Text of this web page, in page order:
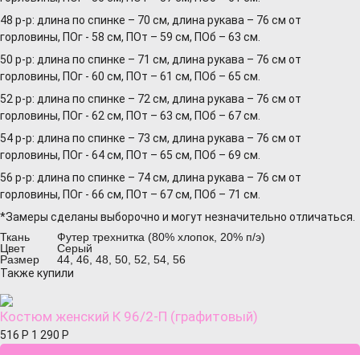
48 р-р: длина по спинке – 70 см, длина рукава – 76 см от
горловины, ПОг - 58 см, ПОт – 59 см, ПОб – 63 см.
50 р-р: длина по спинке – 71 см, длина рукава – 76 см от
горловины, ПОг - 60 см, ПОт – 61 см, ПОб – 65 см.
52 р-р: длина по спинке – 72 см, длина рукава – 76 см от
горловины, ПОг - 62 см, ПОт – 63 см, ПОб – 67 см.
54 р-р: длина по спинке – 73 см, длина рукава – 76 см от
горловины, ПОг - 64 см, ПОт – 65 см, ПОб – 69 см.
56 р-р: длина по спинке – 74 см, длина рукава – 76 см от
горловины, ПОг - 66 см, ПОт – 67 см, ПОб – 71 см.
*Замеры сделаны выборочно и могут незначительно отличаться.
Ткань
Футер трехнитка (80% хлопок, 20% п/э)
Цвет
Серый
Размер
44, 46, 48, 50, 52, 54, 56
Также купили
Костюм женский К 96/2-П (графитовый)
516 Р 1 290 Р